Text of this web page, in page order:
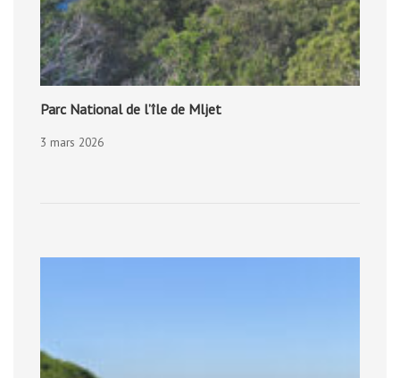
Parc National de l’île de Mljet
3 mars 2026